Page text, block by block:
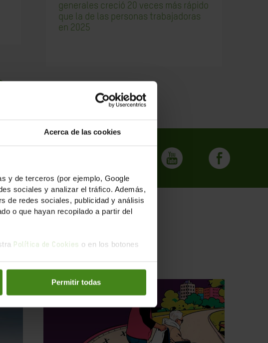
Acerca de las cookies
y de terceros (por ejemplo, Google
sociales y analizar el tráfico. Además,
de redes sociales, publicidad y análisis
o que hayan recopilado a partir del
Política de Cookies o en los botones
Permitir todas
generales creció 20 veces más rápido
que la de las personas trabajadoras
en 2025